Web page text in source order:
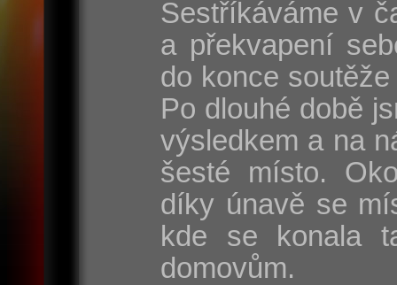
Sestříkáváme v
a překvapení
do konce
Po dlouhé době
výsledkem a na
šesté místo.
díky únavě se
kde se konala
domovům.